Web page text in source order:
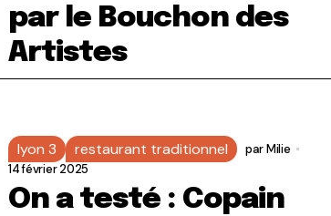
par le Bouchon des
Artistes
lyon 3 restaurant traditionnel parMilie
14 février 2025
On a testé : Copain